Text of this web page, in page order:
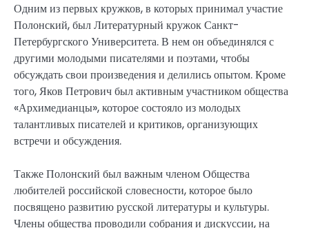
Одним из первых кружков, в которых принимал участие
Полонский, был Литературный кружок Санкт-
Петербургского Университета. В нем он объединялся с
другими молодыми писателями и поэтами, чтобы
обсуждать свои произведения и делились опытом. Кроме
того, Яков Петрович был активным участником общества
«Архимедианцы», которое состояло из молодых
талантливых писателей и критиков, организующих
встречи и обсуждения.
Также Полонский был важным членом Общества
любителей российской словесности, которое было
посвящено развитию русской литературы и культуры.
Члены общества проводили собрания и дискуссии, на